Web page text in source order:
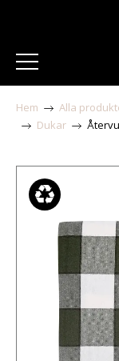
Hem Alla
Dukar